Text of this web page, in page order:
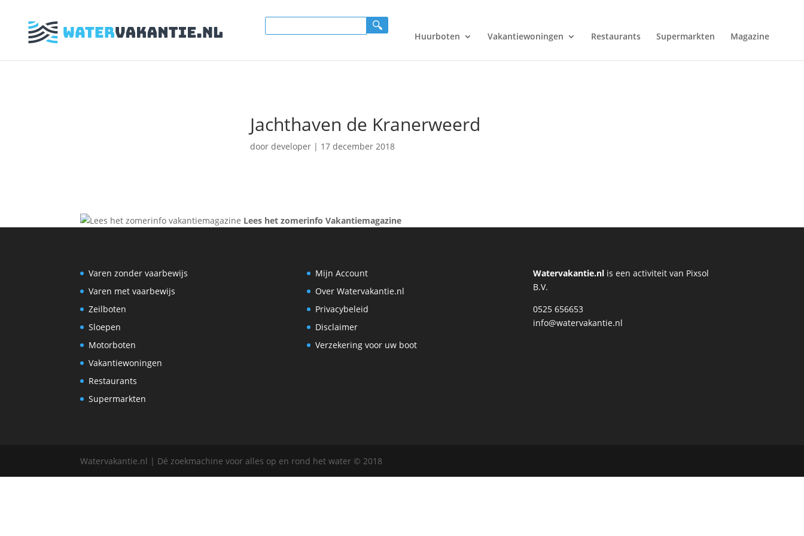
Huurboten Vakantiewoningen Restaurants Supermarkten Magazine
Jachthaven de Kranerweerd
door developer| 17 december 2018
Lees het zomerinfo Vakantiemagazine
Varen zonder vaarbewijs
Varen met vaarbewijs
Zeilboten
Sloepen
Motorboten
Vakantiewoningen
Restaurants
Supermarkten
Mijn Account
Over Watervakantie.nl
Privacybeleid
Disclaimer
Verzekering voor uw boot
Watervakantie.nl is een activiteit van Pixsol
B.V.
0525 656653
info@watervakantie.nl
Watervakantie.nl | Dé zoekmachine voor alles op en rond het water © 2018